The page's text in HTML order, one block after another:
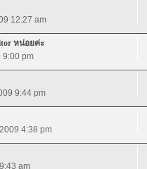
12:27 am
หน่อยค่ะ
9:00 pm
9:44 pm
4:38 pm
am